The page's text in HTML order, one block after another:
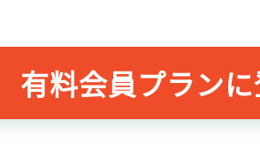
有料会員プラン